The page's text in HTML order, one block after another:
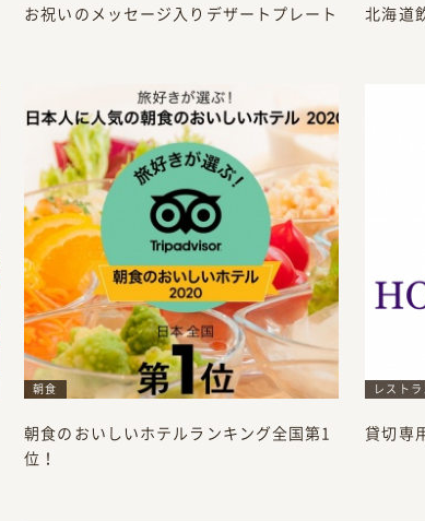
お祝いのメッセージ入りデザートプレート 北海道
朝食
朝食のおいしいホテルランキング全国第1
位！
レストラ
貸切専